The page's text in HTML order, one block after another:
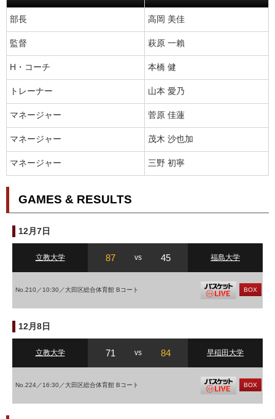
部長 高岡 美佳
監督 萩原 一賴
H・コーチ 本橋 健
トレーナー 山本 愛乃
マネージャー 菅原 佳蓮
マネージャー 茂木 沙也加
マネージャー 三野 初寧
GAMES & RESULTS
12月7日
立教大学 87 vs 45 福島大学
No.210／10:30／大田区総合体育館 Bコート BOX
12月8日
立教大学 71 vs 84 早稲田大学
No.224／16:30／大田区総合体育館 Bコート BOX